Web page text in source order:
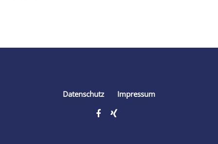
Datenschutz Impressum